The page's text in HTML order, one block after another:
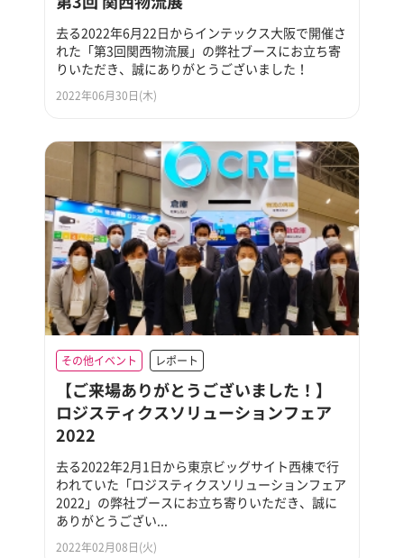
去る2022年6月22日からインテックス大阪で開催さ
れた「第3回関西物流展」の弊社ブースにお立ち寄
りいただき、誠にありがとうございました！
2022年06月30日(木)
その他イベント レポート
【ご来場ありがとうございました！】
ロジスティクスソリューションフェア
2022
去る2022年2月1日から東京ビッグサイト西棟で行
われていた「ロジスティクスソリューションフェア
2022」の弊社ブースにお立ち寄りいただき、誠に
ありがとうござい...
2022年02月08日(火)